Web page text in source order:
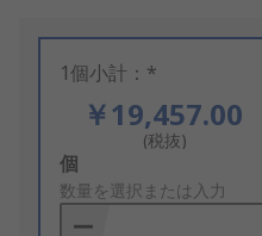
1個小計：*
￥19,457.00
(税抜)
Add
to
Basket
個
数量を選択または入力